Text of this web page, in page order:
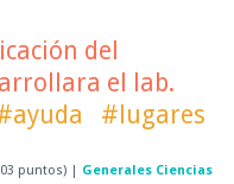
del
el lab.
#lugares
puntos) | Generales Ciencias